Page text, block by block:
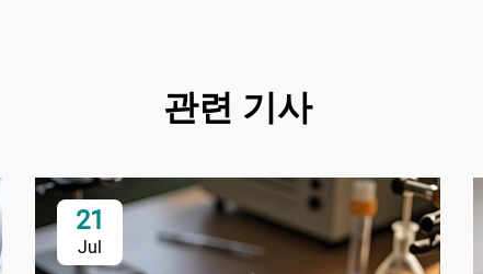
관련 기사
21
Jul